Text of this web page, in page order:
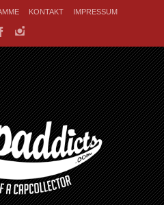
KONTAKT IMPRESSUM